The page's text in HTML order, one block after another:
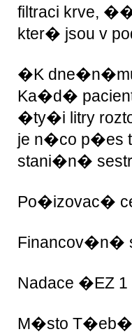
filtraci krve,
kter� jsou v
�K
Ka�d�
�ty�i litry
je n�co p�es
stani�n�
Po�izovac�
Financov�n�
Nadace �EZ
M�sto